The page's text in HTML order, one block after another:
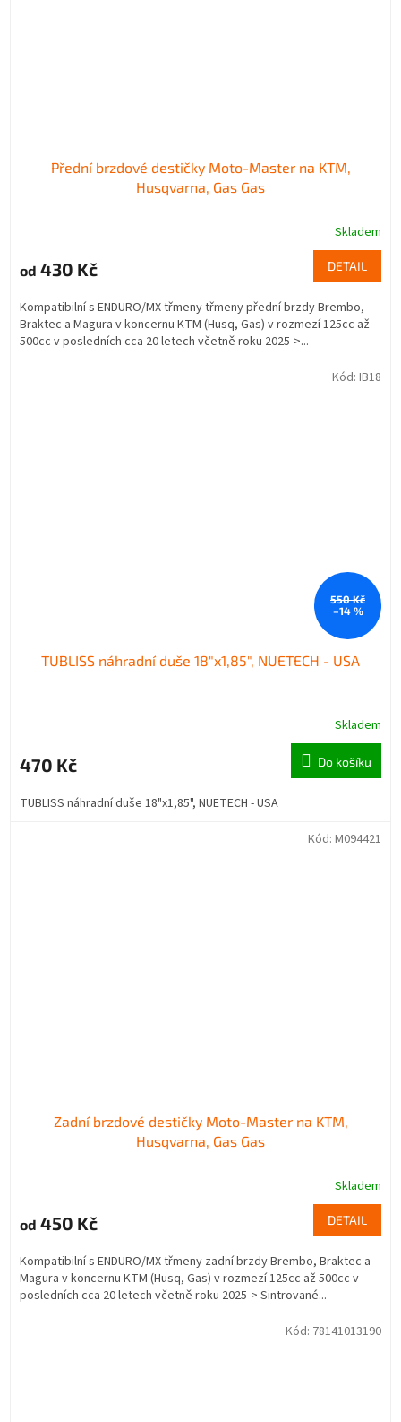
Přední brzdové destičky Moto-Master na KTM,
Husqvarna, Gas Gas
Skladem
od 430 Kč DETAIL
Kompatibilní s ENDURO/MX třmeny třmeny přední brzdy Brembo,
Braktec a Magura v koncernu KTM (Husq, Gas) v rozmezí 125cc až
500cc v posledních cca 20 letech včetně roku 2025->...
550 Kč
–14 %
TUBLISS náhradní duše 18"x1,85", NUETECH - USA
Skladem
470 Kč Do košíku
TUBLISS náhradní duše 18"x1,85", NUETECH - USA
Kód: IB18
Zadní brzdové destičky Moto-Master na KTM,
Husqvarna, Gas Gas
Skladem
od 450 Kč DETAIL
Kompatibilní s ENDURO/MX třmeny zadní brzdy Brembo, Braktec a
Magura v koncernu KTM (Husq, Gas) v rozmezí 125cc až 500cc v
posledních cca 20 letech včetně roku 2025-> Sintrované...
Kód: M094421
Kód: 78141013190